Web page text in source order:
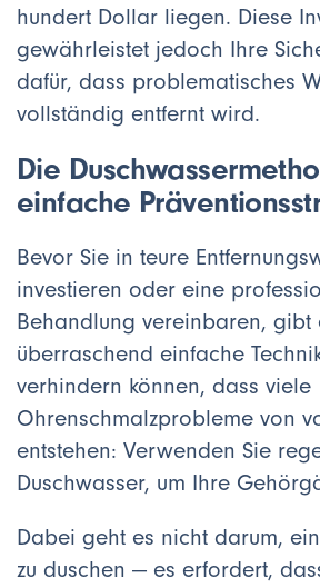
hundert Dollar liegen. Diese
gewährleistet jedoch Ihre
dafür, dass problematisches
vollständig entfernt wird.
Die
einfache
Bevor Sie in teure
investieren oder eine
Behandlung vereinbaren, gibt
überraschend einfache
verhindern können, dass viele
Ohrenschmalzprobleme von
entstehen: Verwenden Sie
Duschwasser, um Ihre
Dabei geht es nicht darum,
zu duschen — es erfordert,